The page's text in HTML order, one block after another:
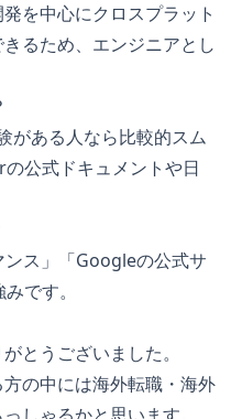
を中心にクロスプラット
るため、エンジニアとし
がある人なら比較的スム
公式ドキュメントや日
ンス」「Googleの公式サ
です。
とうございました。
の中には海外転職・海外